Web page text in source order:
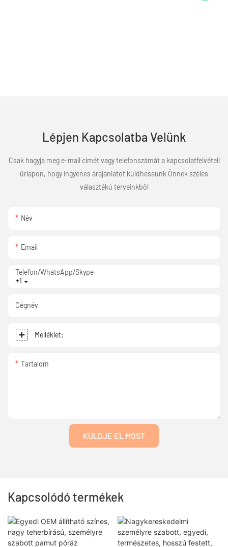
Lépjen Kapcsolatba Velünk
Csak hagyja meg e-mail címét vagy telefonszámát a kapcsolatfelvételi
űrlapon, hogy ingyenes árajánlatot küldhessünk Önnek széles
választékú terveinkből
Név
Email
+1
Telefon/WhatsApp/Skype
Cégnév
Melléklet:
Tartalom
KÜLDJE EL MOST
Kapcsolódó termékek